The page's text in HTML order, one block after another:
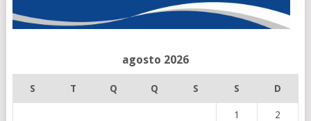
agosto 2026
S T Q Q S S D
1 2